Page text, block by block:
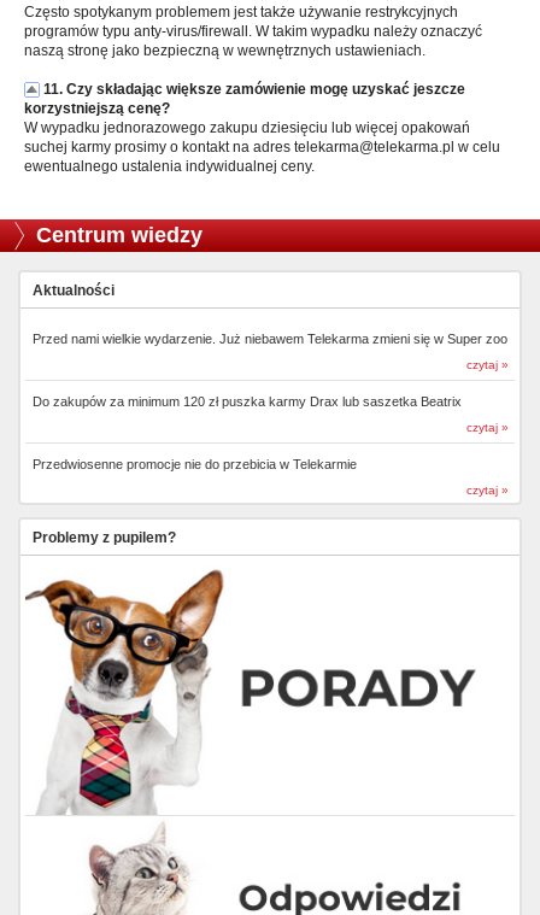
Często spotykanym problemem jest także używanie restrykcyjnych
programów typu anty-virus/firewall. W takim wypadku należy oznaczyć
naszą stronę jako bezpieczną w wewnętrznych ustawieniach.
11. Czy składając większe zamówienie mogę uzyskać jeszcze
korzystniejszą cenę?
W wypadku jednorazowego zakupu dziesięciu lub więcej opakowań
suchej karmy prosimy o kontakt na adres telekarma@telekarma.pl w celu
ewentualnego ustalenia indywidualnej ceny.
Centrum wiedzy
Aktualności
Przed nami wielkie wydarzenie. Już niebawem Telekarma zmieni się w Super zoo
czytaj »
Do zakupów za minimum 120 zł puszka karmy Drax lub saszetka Beatrix
czytaj »
Przedwiosenne promocje nie do przebicia w Telekarmie
czytaj »
Problemy z pupilem?